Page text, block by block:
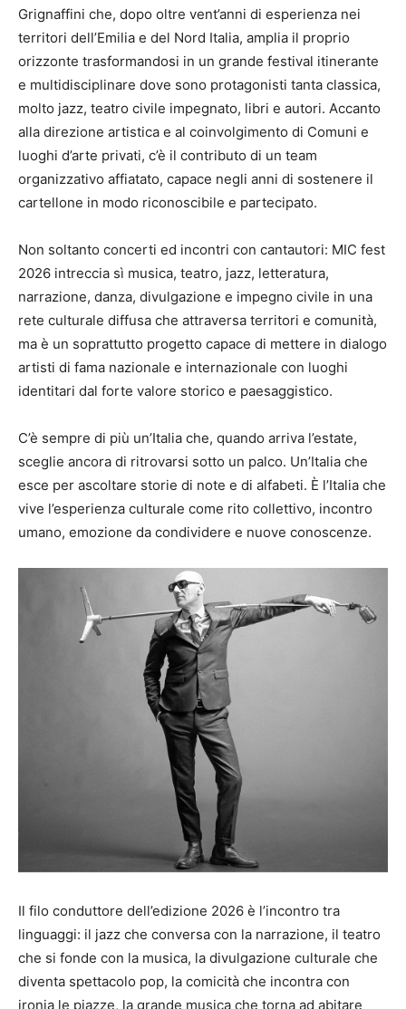
Grignaffini che, dopo oltre vent’anni di esperienza nei
territori dell’Emilia e del Nord Italia, amplia il proprio
orizzonte trasformandosi in un grande festival itinerante
e multidisciplinare dove sono protagonisti tanta classica,
molto jazz, teatro civile impegnato, libri e autori. Accanto
alla direzione artistica e al coinvolgimento di Comuni e
luoghi d’arte privati, c’è il contributo di un team
organizzativo affiatato, capace negli anni di sostenere il
cartellone in modo riconoscibile e partecipato.
Non soltanto concerti ed incontri con cantautori: MIC fest
2026 intreccia sì musica, teatro, jazz, letteratura,
narrazione, danza, divulgazione e impegno civile in una
rete culturale diffusa che attraversa territori e comunità,
ma è un soprattutto progetto capace di mettere in dialogo
artisti di fama nazionale e internazionale con luoghi
identitari dal forte valore storico e paesaggistico.
C’è sempre di più un’Italia che, quando arriva l’estate,
sceglie ancora di ritrovarsi sotto un palco. Un’Italia che
esce per ascoltare storie di note e di alfabeti. È l’Italia che
vive l’esperienza culturale come rito collettivo, incontro
umano, emozione da condividere e nuove conoscenze.
Il filo conduttore dell’edizione 2026 è l’incontro tra
linguaggi: il jazz che conversa con la narrazione, il teatro
che si fonde con la musica, la divulgazione culturale che
diventa spettacolo pop, la comicità che incontra con
ironia le piazze, la grande musica che torna ad abitare